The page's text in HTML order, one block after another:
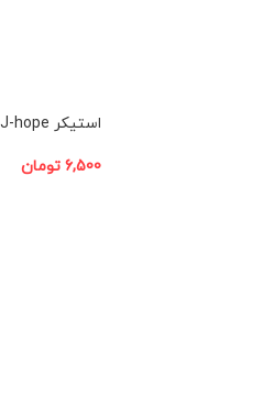
استیکر J-hope
6,500 تومان